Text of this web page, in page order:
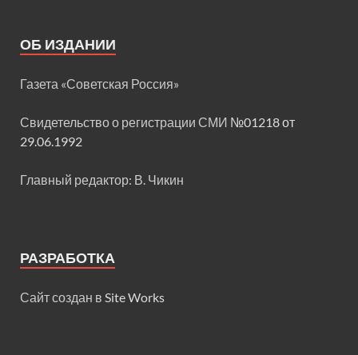
ОБ ИЗДАНИИ
Газета «Советская Россия»
Свидетельство о регистрации СМИ №01218 от
29.06.1992
Главный редактор: В. Чикин
РАЗРАБОТКА
Сайт создан в Site Works